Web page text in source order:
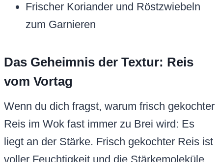
Frischer Koriander und Röstzwiebeln
zum Garnieren
Das Geheimnis der Textur: Reis
vom Vortag
Wenn du dich fragst, warum frisch gekochter
Reis im Wok fast immer zu Brei wird: Es
liegt an der Stärke. Frisch gekochter Reis ist
voller Feuchtigkeit und die Stärkemoleküle